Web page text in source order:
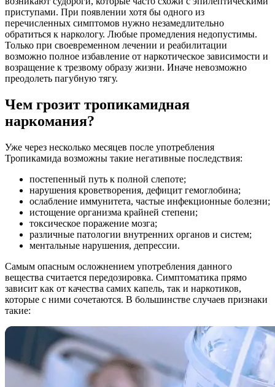
приступами. При появлении хотя бы одного из
перечисленных симптомов нужно незамедлительно
обратиться к наркологу. Любые промедления недопустимы.
Только при своевременном лечении и реабилитации
возможно полное избавление от наркотическое зависимости и
возращение к трезвому образу жизни. Иначе невозможно
преодолеть пагубную тягу.
Чем грозит тропикамидная
наркомания?
Уже через несколько месяцев после употребления
Тропикамида возможны такие негативные последствия:
постепенный путь к полной слепоте;
нарушения кроветворения, дефицит гемоглобина;
ослабление иммунитета, частые инфекционные болезни;
истощение организма крайней степени;
токсическое поражение мозга;
различные патологии внутренних органов и систем;
ментальные нарушения, депрессии.
Самым опасным осложнением употребления данного
вещества считается передозировка. Симптоматика прямо
зависит как от качества самих капель, так и наркотиков,
которые с ними сочетаются. В большинстве случаев признаки
такие: